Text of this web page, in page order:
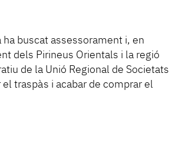
buscat assessorament i, en
dels Pirineus Orientals i la regió
de la Unió Regional de Societats
traspàs i acabar de comprar el